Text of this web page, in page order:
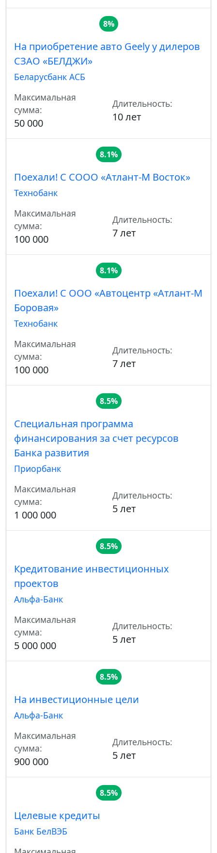
8%
На приобретение авто Geely у дилеров
СЗАО «БЕЛДЖИ»
Беларусбанк АСБ
Максимальная
сумма:
50 000
Длительность:
10 лет
8.1%
Поехали! С СООО «Атлант-М Восток»
Технобанк
Максимальная
сумма:
100 000
Длительность:
7 лет
8.1%
Поехали! С ООО «Автоцентр «Атлант-М
Боровая»
Технобанк
Максимальная
сумма:
100 000
Длительность:
7 лет
8.5%
Специальная программа
финансирования за счет ресурсов
Банка развития
Приорбанк
Максимальная
сумма:
1 000 000
Длительность:
5 лет
8.5%
Кредитование инвестиционных
проектов
Альфа-Банк
Максимальная
сумма:
5 000 000
Длительность:
5 лет
8.5%
На инвестиционные цели
Альфа-Банк
Максимальная
сумма:
900 000
Длительность:
5 лет
8.5%
Целевые кредиты
Банк БелВЭБ